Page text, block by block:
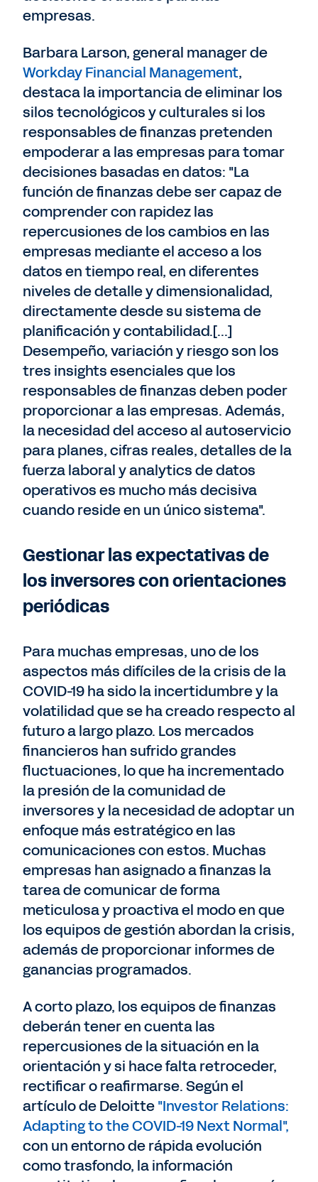
empresas.
Barbara Larson, general manager de
Workday Financial Management,
destaca la importancia de eliminar los
silos tecnológicos y culturales si los
responsables de finanzas pretenden
empoderar a las empresas para tomar
decisiones basadas en datos: "La
función de finanzas debe ser capaz de
comprender con rapidez las
repercusiones de los cambios en las
empresas mediante el acceso a los
datos en tiempo real, en diferentes
niveles de detalle y dimensionalidad,
directamente desde su sistema de
planificación y contabilidad.[...]
Desempeño, variación y riesgo son los
tres insights esenciales que los
responsables de finanzas deben poder
proporcionar a las empresas. Además,
la necesidad del acceso al autoservicio
para planes, cifras reales, detalles de la
fuerza laboral y analytics de datos
operativos es mucho más decisiva
cuando reside en un único sistema".
Gestionar las expectativas de
los inversores con orientaciones
periódicas
Para muchas empresas, uno de los
aspectos más difíciles de la crisis de la
COVID-19 ha sido la incertidumbre y la
volatilidad que se ha creado respecto al
futuro a largo plazo. Los mercados
financieros han sufrido grandes
fluctuaciones, lo que ha incrementado
la presión de la comunidad de
inversores y la necesidad de adoptar un
enfoque más estratégico en las
comunicaciones con estos. Muchas
empresas han asignado a finanzas la
tarea de comunicar de forma
meticulosa y proactiva el modo en que
los equipos de gestión abordan la crisis,
además de proporcionar informes de
ganancias programados.
A corto plazo, los equipos de finanzas
deberán tener en cuenta las
repercusiones de la situación en la
orientación y si hace falta retroceder,
rectificar o reafirmarse. Según el
artículo de Deloitte"Investor Relations:
Adapting to the COVID-19 Next Normal",
con un entorno de rápida evolución
como trasfondo, la información